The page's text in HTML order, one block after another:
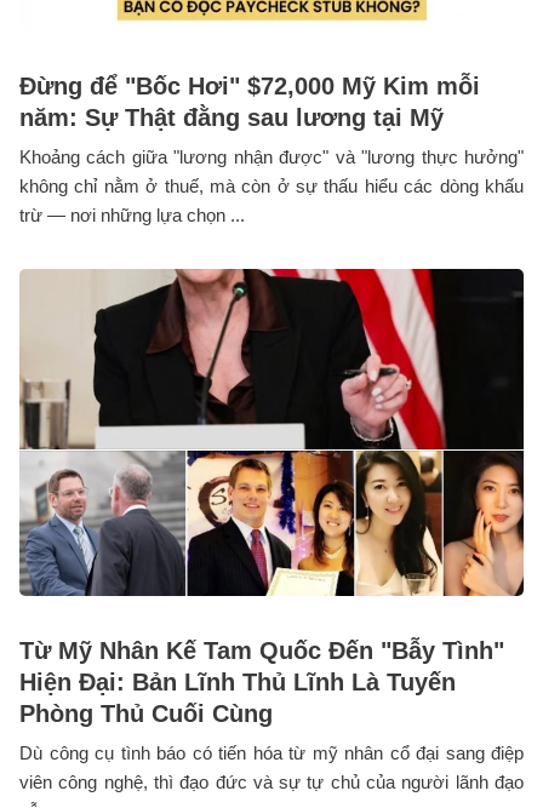
Đừng để "Bốc Hơi" $72,000 Mỹ Kim mỗi
năm: Sự Thật đằng sau lương tại Mỹ
Khoảng cách giữa "lương nhận được" và "lương thực hưởng"
không chỉ nằm ở thuế, mà còn ở sự thấu hiểu các dòng khấu
trừ — nơi những lựa chọn ...
Từ Mỹ Nhân Kế Tam Quốc Đến "Bẫy Tình"
Hiện Đại: Bản Lĩnh Thủ Lĩnh Là Tuyến
Phòng Thủ Cuối Cùng
Dù công cụ tình báo có tiến hóa từ mỹ nhân cổ đại sang điệp
viên công nghệ, thì đạo đức và sự tự chủ của người lãnh đạo